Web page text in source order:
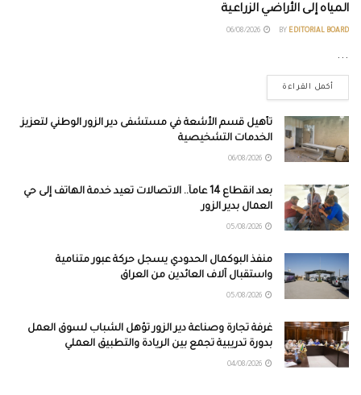
المياه إلى الأراضي الزراعية
BY EDITORIAL BOARD
...
أكمل القراءة
تأهيل قسم الأشعة في مستشفى دير الزور الوطني لتعزيز
الخدمات التشخيصية
بعد انقطاع 14 عاماً.. الاتصالات تعيد خدمة الهاتف إلى حي
العمال بدير الزور
منفذ البوكمال الحدودي يسجل حركة عبور متنامية
واستقبال آلاف العائدين من العراق
غرفة تجارة وصناعة دير الزور تؤهل الشباب لسوق العمل
بدورة تدريبية تجمع بين الريادة والتطبيق العملي